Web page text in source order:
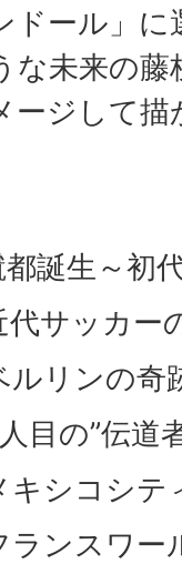
ドール」に
な未来の藤
ージして描
誕生～初
代サッカー
ルリンの奇
目の”伝道
キシコシテ
ランスワー